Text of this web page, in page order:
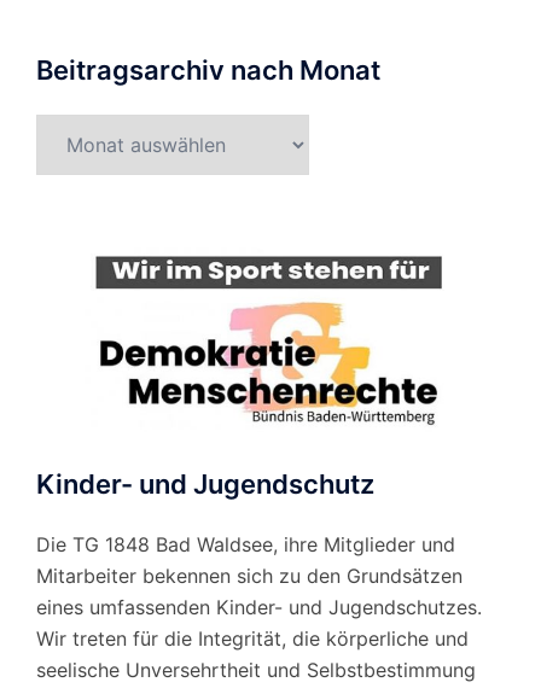
Beitragsarchiv nach Monat
nach
Kinder- und Jugendschutz
Die TG 1848 Bad Waldsee, ihre Mitglieder und
Mitarbeiter bekennen sich zu den Grundsätzen
eines umfassenden Kinder- und Jugendschutzes.
Wir treten für die Integrität, die körperliche und
seelische Unversehrtheit und Selbstbestimmung